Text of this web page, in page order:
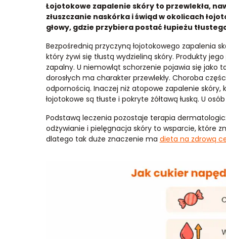
Łojotokowe zapalenie skóry to przewlekła,
złuszczanie naskórka i świąd w okolicach
głowy, gdzie przybiera postać łupieżu
Bezpośrednią przyczyną łojotokowego zapalenia
który żywi się tłustą wydzieliną skóry. Produkty
zapalny. U niemowląt schorzenie pojawia się jako
dorosłych ma charakter przewlekły. Choroba
odpornością. Inaczej niż atopowe zapalenie
łojotokowe są tłuste i pokryte żółtawą łuską. U
Podstawą leczenia pozostaje terapia
odżywianie i pielęgnacja skóry to wsparcie, które
dlatego tak duże znaczenie ma dieta na zdrową